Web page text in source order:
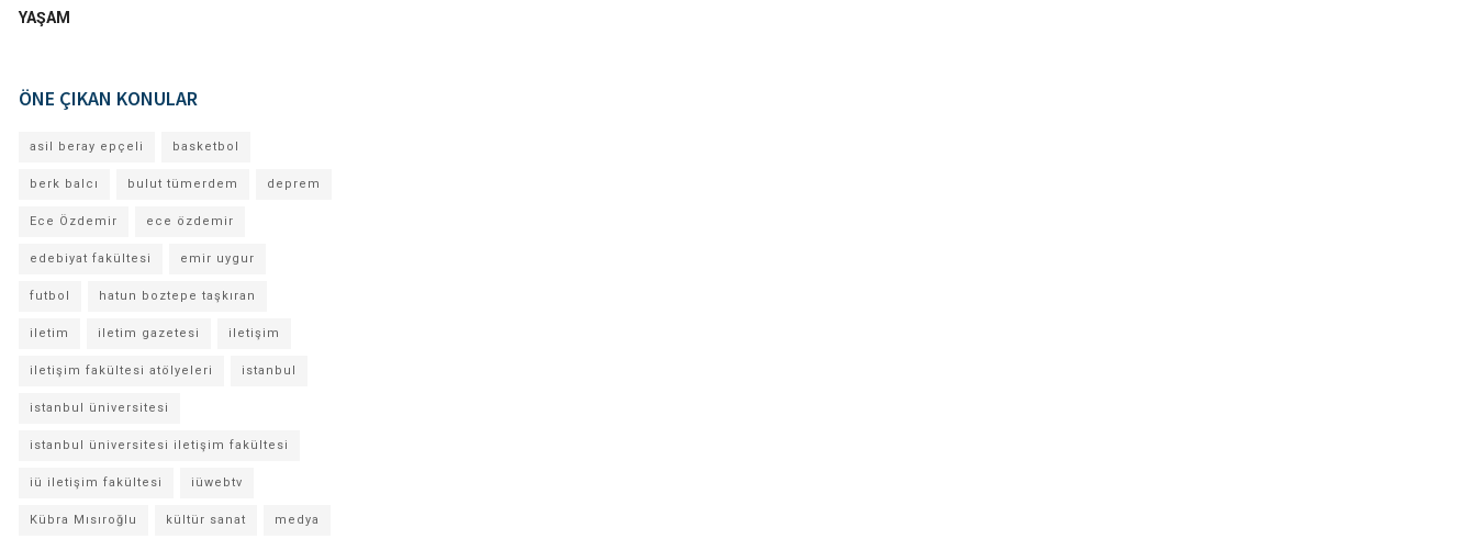
YAŞAM
ÖNE ÇIKAN KONULAR
asil beray epçeli basketbol
berk balcı bulut tümerdem deprem
Ece Özdemir ece özdemir
edebiyat fakültesi emir uygur
futbol hatun boztepe taşkıran
iletim iletim gazetesi iletişim
iletişim fakültesi atölyeleri istanbul
istanbul üniversitesi
istanbul üniversitesi iletişim fakültesi
iü iletişim fakültesi iüwebtv
Kübra Mısıroğlu kültür sanat medya